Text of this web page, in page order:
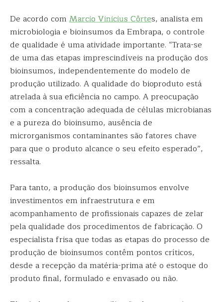
De acordo com Marcio Vinicius Côrtes, analista em
microbiologia e bioinsumos da Embrapa, o controle
de qualidade é uma atividade importante. “Trata-se
de uma das etapas imprescindíveis na produção dos
bioinsumos, independentemente do modelo de
produção utilizado. A qualidade do bioproduto está
atrelada à sua eficiência no campo. A preocupação
com a concentração adequada de células microbianas
e a pureza do bioinsumo, ausência de
microrganismos contaminantes são fatores chave
para que o produto alcance o seu efeito esperado”,
ressalta.
Para tanto, a produção dos bioinsumos envolve
investimentos em infraestrutura e em
acompanhamento de profissionais capazes de zelar
pela qualidade dos procedimentos de fabricação. O
especialista frisa que todas as etapas do processo de
produção de bioinsumos contêm pontos críticos,
desde a recepção da matéria-prima até o estoque do
produto final, formulado e envasado ou não.